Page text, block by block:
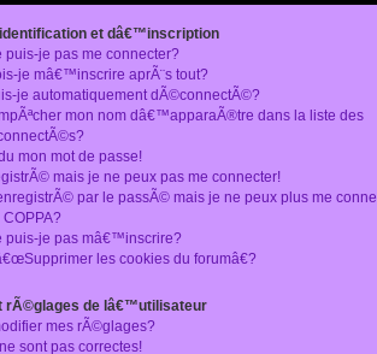
et dâ€™inscription
puis-je pas me connecter?
je mâ€™inscrire aprÃ¨s tout?
je automatiquement dÃ©connectÃ©?
mon nom dâ€™apparaÃ®tre dans la liste des
mon mot de passe!
mais je ne peux pas me connecter!
par le passÃ© mais je ne peux plus me
puis-je pas mâ€™inscrire?
les cookies du forumâ€?
rÃ©glages de lâ€™utilisateur
mes rÃ©glages?
sont pas correctes!